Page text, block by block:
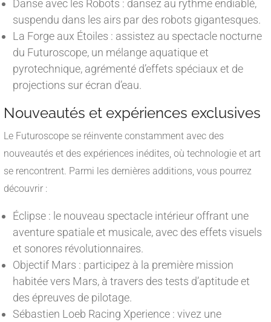
Danse avec les Robots : dansez au rythme endiablé,
suspendu dans les airs par des robots gigantesques.
La Forge aux Étoiles : assistez au spectacle nocturne
du Futuroscope, un mélange aquatique et
pyrotechnique, agrémenté d’effets spéciaux et de
projections sur écran d’eau.
Nouveautés et expériences exclusives
Le Futuroscope se réinvente constamment avec des
nouveautés et des expériences inédites, où technologie et art
se rencontrent. Parmi les dernières additions, vous pourrez
découvrir :
Éclipse : le nouveau spectacle intérieur offrant une
aventure spatiale et musicale, avec des effets visuels
et sonores révolutionnaires.
Objectif Mars : participez à la première mission
habitée vers Mars, à travers des tests d’aptitude et
des épreuves de pilotage.
Sébastien Loeb Racing Xperience : vivez une